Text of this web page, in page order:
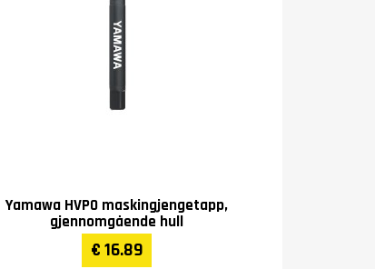
Yamawa HVPO maskingjengetapp,
gjennomgående hull
€ 16.89